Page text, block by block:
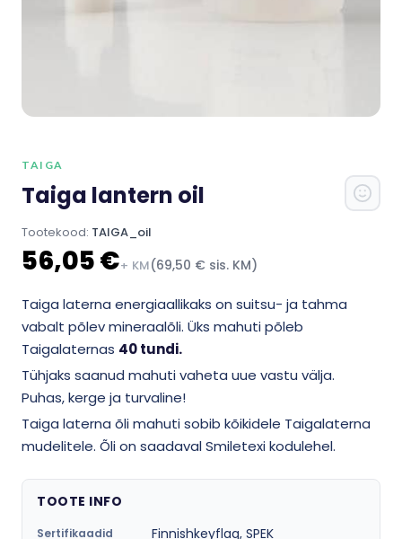
TAIGA
Taiga lantern oil
Tootekood: TAIGA_oil
56,05 €+ KM(69,50 € sis. KM)
Taiga laterna energiaallikaks on suitsu- ja tahma
vabalt põlev mineraalõli. Üks mahuti põleb
Taigalaternas 40 tundi.
Tühjaks saanud mahuti vaheta uue vastu välja.
Puhas, kerge ja turvaline!
Taiga laterna õli mahuti sobib kõikidele Taigalaterna
mudelitele. Õli on saadaval Smiletexi kodulehel.
TOOTE INFO
Sertifikaadid Finnishkeyflag, SPEK